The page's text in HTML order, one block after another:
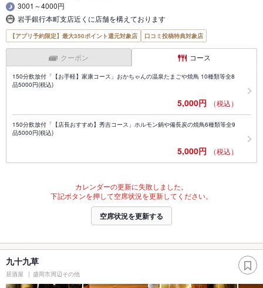
3001～4000円
岩手銀行本町支店近くに店舗を構えております
【アプリ予約限定】最大350ポイント還元対象店 口コミ投稿特典対象店
クーポン コース
150分飲放付「【お手軽】家康コース」おかちゃんの温泉たまごや焼鳥 10種類等全8
品5000円(税込)
5,000円 （税込）
150分飲放付「【店長おすすめ】秀吉コース」ホルモン鍋や備長炭の焼鳥6種類等全9
品5000円(税込)
5,000円 （税込）
カレンダーの更新に失敗しました。
下記ボタンを押して空席状況を更新してください。
空席状況を更新する
九十九草
居酒屋 盛岡市周辺その他